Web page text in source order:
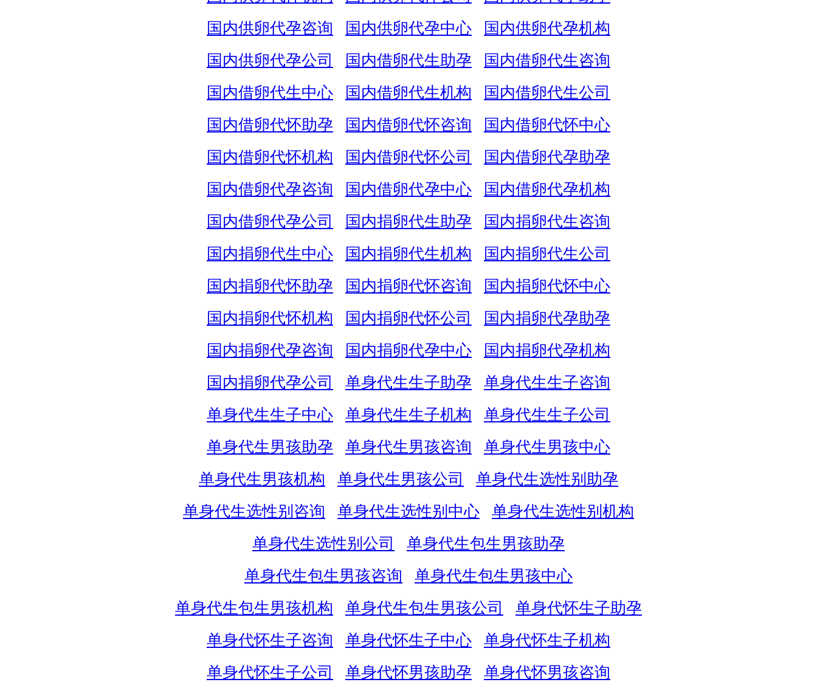
国内供卵代孕咨询
国内供卵代孕中心
国内供卵代孕机构
国内供卵代孕公司
国内借卵代生助孕
国内借卵代生咨询
国内借卵代生中心
国内借卵代生机构
国内借卵代生公司
国内借卵代怀助孕
国内借卵代怀咨询
国内借卵代怀中心
国内借卵代怀机构
国内借卵代怀公司
国内借卵代孕助孕
国内借卵代孕咨询
国内借卵代孕中心
国内借卵代孕机构
国内借卵代孕公司
国内捐卵代生助孕
国内捐卵代生咨询
国内捐卵代生中心
国内捐卵代生机构
国内捐卵代生公司
国内捐卵代怀助孕
国内捐卵代怀咨询
国内捐卵代怀中心
国内捐卵代怀机构
国内捐卵代怀公司
国内捐卵代孕助孕
国内捐卵代孕咨询
国内捐卵代孕中心
国内捐卵代孕机构
国内捐卵代孕公司
单身代生生子助孕
单身代生生子咨询
单身代生生子中心
单身代生生子机构
单身代生生子公司
单身代生男孩助孕
单身代生男孩咨询
单身代生男孩中心
单身代生男孩机构
单身代生男孩公司
单身代生选性别助孕
单身代生选性别咨询
单身代生选性别中心
单身代生选性别机构
单身代生选性别公司
单身代生包生男孩助孕
单身代生包生男孩咨询
单身代生包生男孩中心
单身代生包生男孩机构
单身代生包生男孩公司
单身代怀生子助孕
单身代怀生子咨询
单身代怀生子中心
单身代怀生子机构
单身代怀生子公司
单身代怀男孩助孕 单身代怀男孩咨询